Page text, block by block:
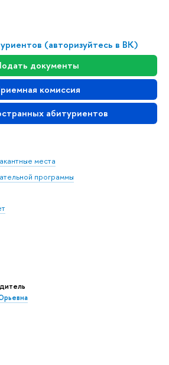
(авторизуйтесь в ВК)
документы
комиссия
абитуриентов
места
программы